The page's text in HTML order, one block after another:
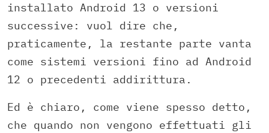
installato Android 13 o versioni
successive: vuol dire che,
praticamente, la restante parte vanta
come sistemi versioni fino ad Android
12 o precedenti addirittura.
Ed è chiaro, come viene spesso detto,
che quando non vengono effettuati gli